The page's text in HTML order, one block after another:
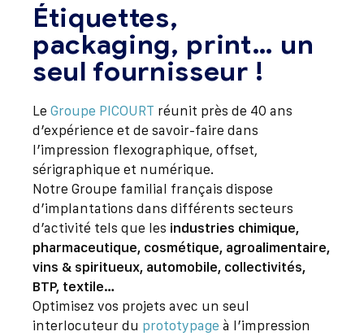
Étiquettes,
packaging, print… un
seul fournisseur !
Le Groupe PICOURT réunit près de 40 ans
d’expérience et de savoir-faire dans
l’impression flexographique, offset,
sérigraphique et numérique.
Notre Groupe familial français dispose
d’implantations dans différents secteurs
d’activité tels que les industries chimique,
pharmaceutique, cosmétique, agroalimentaire,
vins & spiritueux, automobile, collectivités,
BTP, textile…
Optimisez vos projets avec un seul
interlocuteur du prototypage à l’impression